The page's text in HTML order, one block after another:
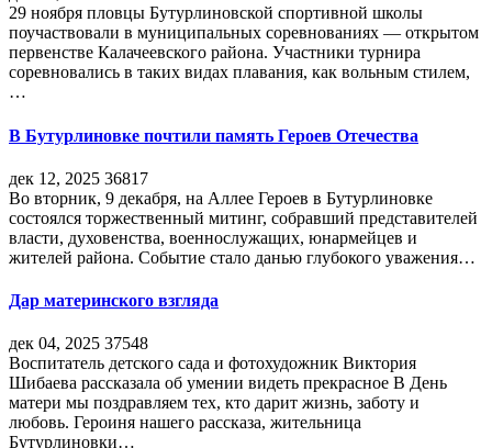
29 ноября пловцы Бутурлиновской спортивной школы
поучаствовали в муниципальных соревнованиях — открытом
первенстве Калачеевского района. Участники турнира
соревновались в таких видах плавания, как вольным стилем,
…
В Бутурлиновке почтили память Героев Отечества
дек 12, 2025 36817
Во вторник, 9 декабря, на Аллее Героев в Бутурлиновке
состоялся торжественный митинг, собравший представителей
власти, духовенства, военнослужащих, юнармейцев и
жителей района. Событие стало данью глубокого уважения…
Дар материнского взгляда
дек 04, 2025 37548
Воспитатель детского сада и фотохудожник Виктория
Шибаева рассказала об умении видеть прекрасное В День
матери мы поздравляем тех, кто дарит жизнь, заботу и
любовь. Героиня нашего рассказа, жительница
Бутурлиновки…